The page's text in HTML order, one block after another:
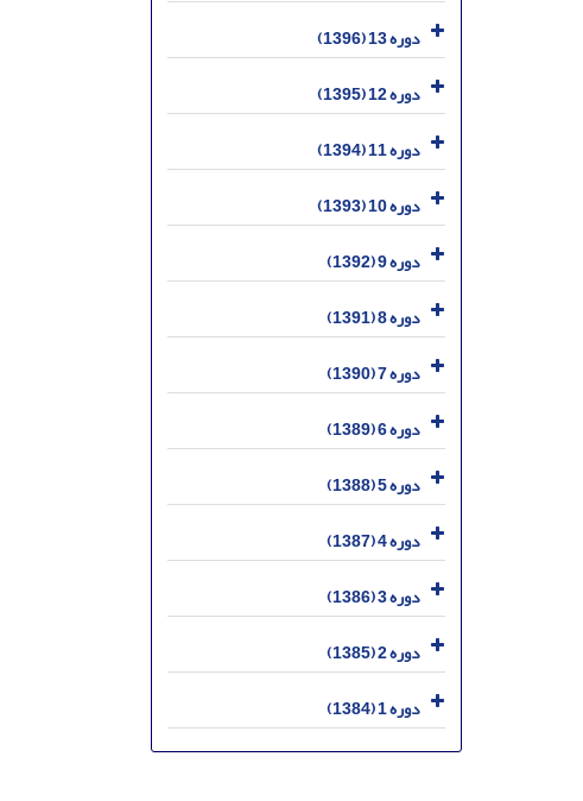
دوره 13 (1396)
دوره 12 (1395)
دوره 11 (1394)
دوره 10 (1393)
دوره 9 (1392)
دوره 8 (1391)
دوره 7 (1390)
دوره 6 (1389)
دوره 5 (1388)
دوره 4 (1387)
دوره 3 (1386)
دوره 2 (1385)
دوره 1 (1384)